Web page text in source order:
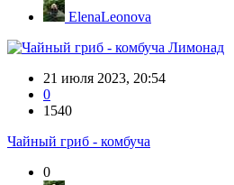
ElenaLeonova
Лимонад
21 июля 2023, 20:54
0
1540
Чайный гриб - комбуча
0